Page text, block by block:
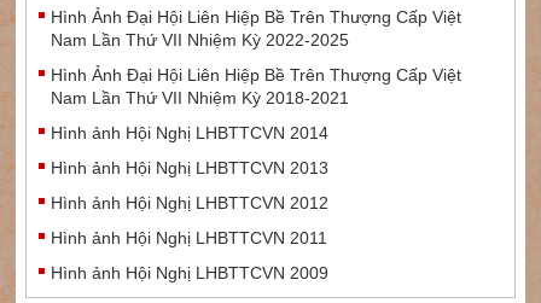
Hình Ảnh Đại Hội Liên Hiệp Bề Trên Thượng Cấp Việt
Nam Lần Thứ VII Nhiệm Kỳ 2022-2025
Hình Ảnh Đại Hội Liên Hiệp Bề Trên Thượng Cấp Việt
Nam Lần Thứ VII Nhiệm Kỳ 2018-2021
Hình ảnh Hội Nghị LHBTTCVN 2014
Hình ảnh Hội Nghị LHBTTCVN 2013
Hình ảnh Hội Nghị LHBTTCVN 2012
Hình ảnh Hội Nghị LHBTTCVN 2011
Hình ảnh Hội Nghị LHBTTCVN 2009